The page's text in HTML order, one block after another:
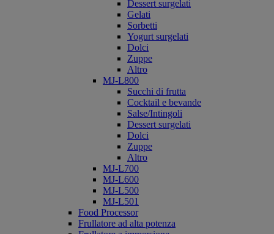
Dessert surgelati
Gelati
Sorbetti
Yogurt surgelati
Dolci
Zuppe
Altro
MJ-L800
Succhi di frutta
Cocktail e bevande
Salse/Intingoli
Dessert surgelati
Dolci
Zuppe
Altro
MJ-L700
MJ-L600
MJ-L500
MJ-L501
Food Processor
Frullatore ad alta potenza